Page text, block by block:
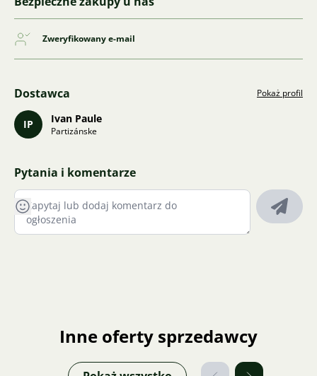
Zweryfikowany e-mail
Dostawca Pokaż profil
IP Ivan Paule
Partizánske
Pytania i komentarze
Inne oferty sprzedawcy